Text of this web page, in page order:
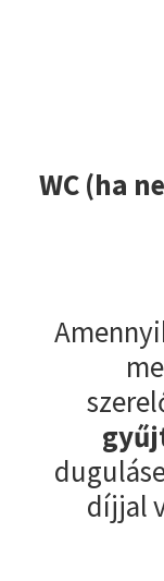
WC (ha
díjjal